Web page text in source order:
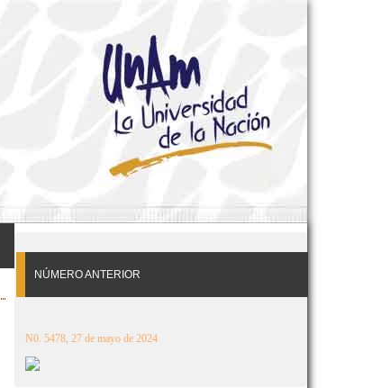
NÚMERO ANTERIOR
N0. 5478, 27 de mayo de 2024